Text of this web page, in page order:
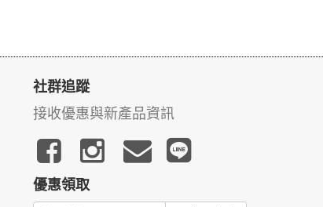
社群追蹤
接收優惠與新產品資訊
優惠領取